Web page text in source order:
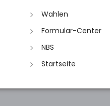
Wahlen
Formular-Center
NBS
Startseite